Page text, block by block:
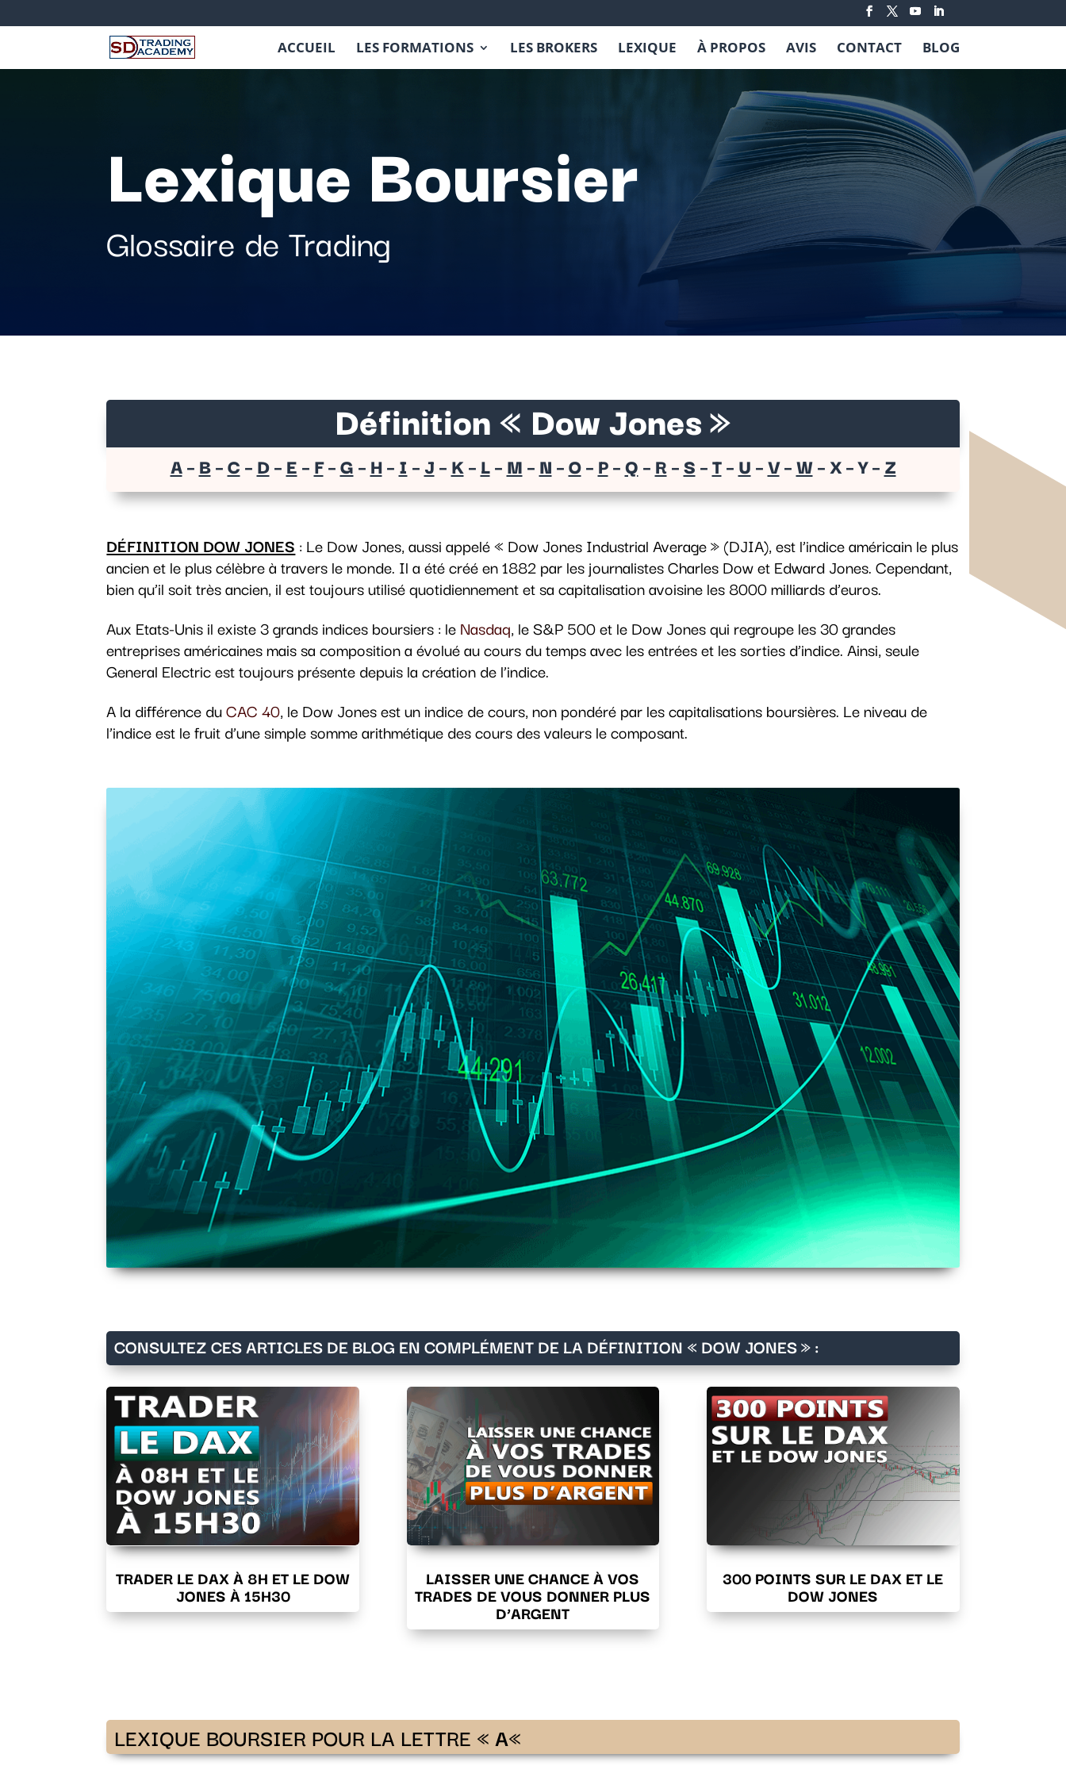
ACCUEIL LES FORMATIONS LES BROKERS LEXIQUE À PROPOS AVIS CONTACT BLOG
Lexique Boursier
Glossaire de Trading
Définition « Dow Jones »
A–B–C–D–E–F–G–H–I –J–K–L–M–N–O–P–Q–R–S–T–U–V–W– X – Y –Z
DÉFINITION DOW JONES : Le Dow Jones, aussi appelé « Dow Jones Industrial Average » (DJIA), est l’indice américain le plus
ancien et le plus célèbre à travers le monde. Il a été créé en 1882 par les journalistes Charles Dow et Edward Jones. Cependant,
bien qu’il soit très ancien, il est toujours utilisé quotidiennement et sa capitalisation avoisine les 8000 milliards d’euros.
Aux Etats-Unis il existe 3 grands indices boursiers : leNasdaq, le S&P 500 et le Dow Jones qui regroupe les 30 grandes
entreprises américaines mais sa composition a évolué au cours du temps avec les entrées et les sorties d’indice. Ainsi, seule
General Electric est toujours présente depuis la création de l’indice.
A la différence duCAC 40, le Dow Jones est un indice de cours, non pondéré par les capitalisations boursières. Le niveau de
l’indice est le fruit d’une simple somme arithmétique des cours des valeurs le composant.
CONSULTEZ CES ARTICLES DE BLOG EN COMPLÉMENT DE LA DÉFINITION « DOW JONES » :
TRADER LE DAX À 8H ET LE DOW
JONES À 15H30
LAISSER UNE CHANCE À VOS
TRADES DE VOUS DONNER PLUS
D’ARGENT
300 POINTS SUR LE DAX ET LE
DOW JONES
LEXIQUE BOURSIER POUR LA LETTRE «A«